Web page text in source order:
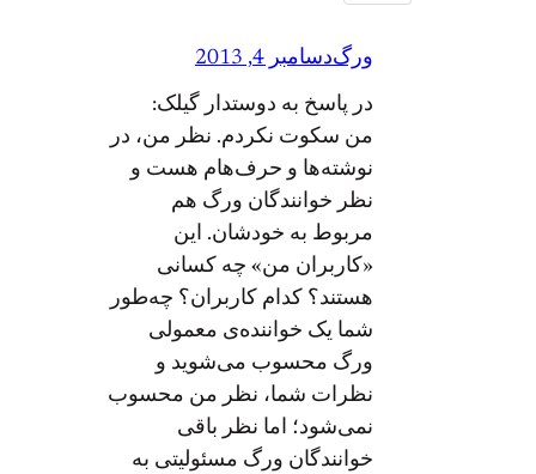
ورگدسامبر 4, 2013
در پاسخ به دوستدار گیلک:
من سکوت نکردم. نظر من، در
نوشته‌ها و حرف‌هام هست و
نظر خوانندگان ورگ هم
مربوط به خودشان. این
«کاربران من» چه کسانی
هستند؟ کدام کاربران؟ چه‌طور
شما یک خواننده‌ی معمولی
ورگ محسوب می‌شوید و
نظرات شما، نظر من محسوب
نمی‌شود؛ اما نظر باقی
خوانندگان ورگ مسئولیتی به